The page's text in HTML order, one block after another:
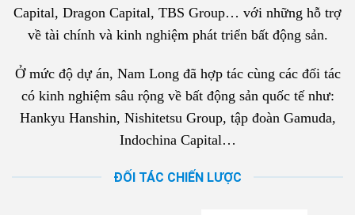
Capital, Dragon Capital, TBS Group… với những hỗ trợ
về tài chính và kinh nghiệm phát triển bất động sản.
Ở mức độ dự án, Nam Long đã hợp tác cùng các đối tác
có kinh nghiệm sâu rộng về bất động sản quốc tế như:
Hankyu Hanshin, Nishitetsu Group, tập đoàn Gamuda,
Indochina Capital…
ĐỐI TÁC CHIẾN LƯỢC